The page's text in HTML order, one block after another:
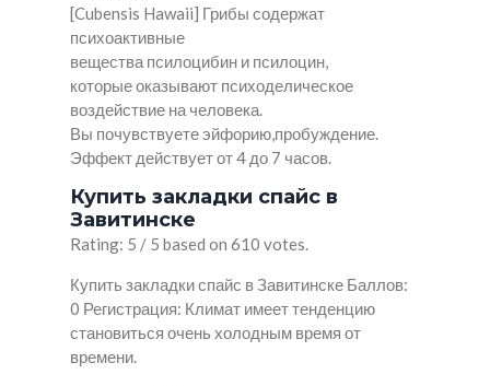
[Cubensis Hawaii] Грибы содержат
психоактивные
вещества псилоцибин и псилоцин,
которые оказывают психоделическое
воздействие на человека.
Вы почувствуете эйфорию,пробуждение.
Эффект действует от 4 до 7 часов.
Купить закладки спайс в
Завитинске
Rating: 5 / 5 based on 610 votes.
Купить закладки спайс в Завитинске Баллов:
0 Регистрация: Климат имеет тенденцию
становиться очень холодным время от
времени.